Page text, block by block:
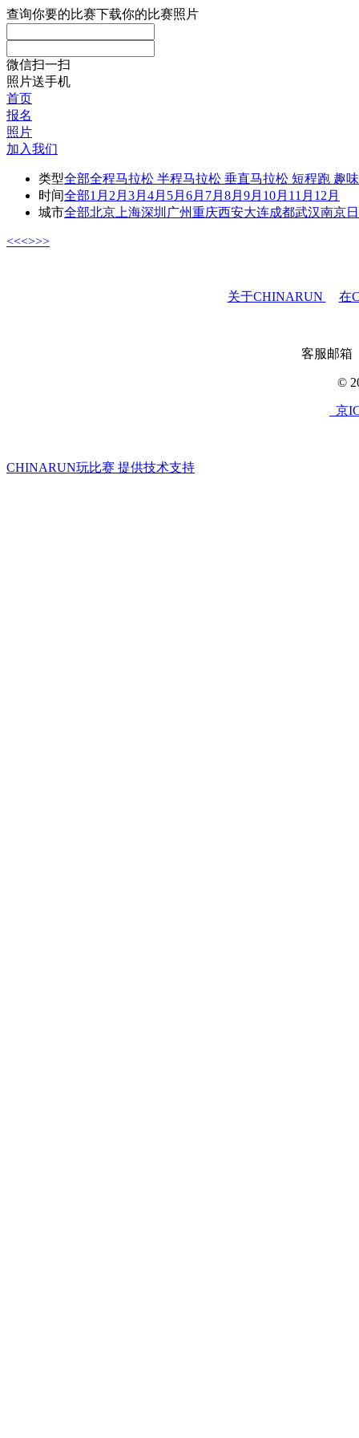
查询你要的比赛下载你的比赛照片
微信扫一扫
照片送手机
首页
报名
照片
加入我们
类型全部全程马拉松 半程马拉松 垂直马拉松 短程跑 趣
时间全部1月 2月 3月 4月 5月 6月 7月 8月 9月 10月 11月 12月
城市全部北京 上海深圳 广州重庆西安大连成都武汉南京
<<<>>>
关于CHINARUN 在
客服邮箱
©
京
CHINARUN玩比赛 提供技术支持